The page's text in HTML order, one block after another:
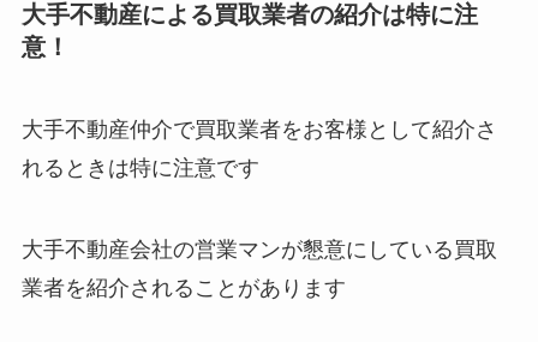
大手不動産による買取業者の紹介は特に注
意！
大手不動産仲介で買取業者をお客様として紹介さ
れるときは特に注意です
大手不動産会社の営業マンが懇意にしている買取
業者を紹介されることがあります